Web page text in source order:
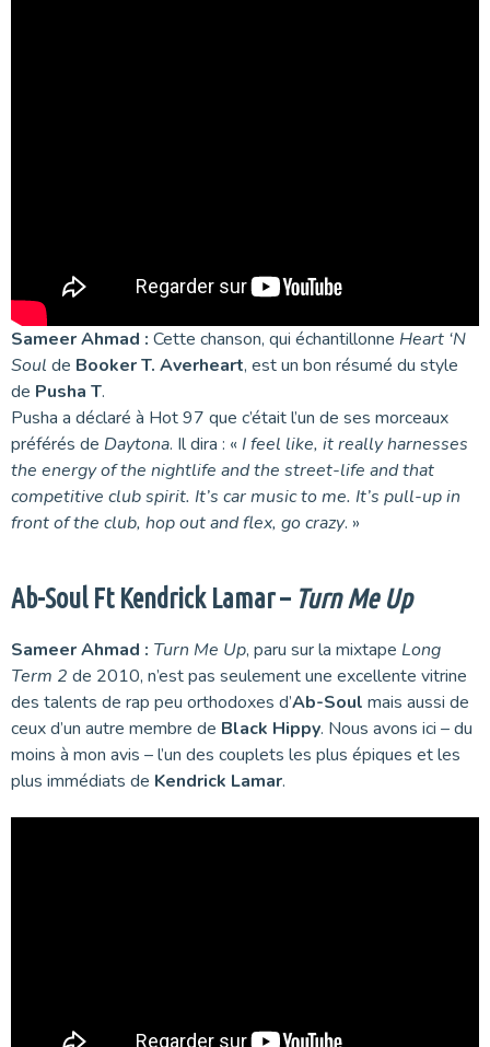
Sameer Ahmad : Cette chanson, qui échantillonne Heart ‘N
Soul de Booker T. Averheart, est un bon résumé du style
de Pusha T.
Pusha a déclaré à Hot 97 que c’était l’un de ses morceaux
préférés de Daytona. Il dira : « I feel like, it really harnesses
the energy of the nightlife and the street-life and that
competitive club spirit. It’s car music to me. It’s pull-up in
front of the club, hop out and flex, go crazy. »
Ab-Soul Ft Kendrick Lamar – Turn Me Up
Sameer Ahmad : Turn Me Up, paru sur la mixtape Long
Term 2 de 2010, n’est pas seulement une excellente vitrine
des talents de rap peu orthodoxes d’Ab-Soul mais aussi de
ceux d’un autre membre de Black Hippy. Nous avons ici – du
moins à mon avis – l’un des couplets les plus épiques et les
plus immédiats de Kendrick Lamar.